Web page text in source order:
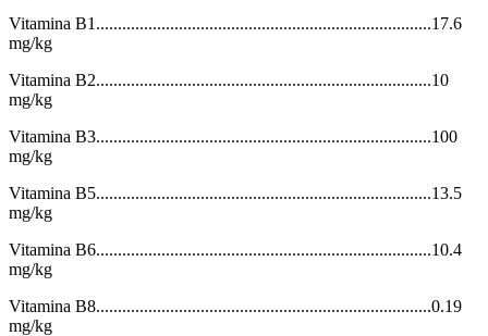
Vitamina B1.............................................................................17.6
mg/kg
Vitamina B2.............................................................................10
mg/kg
Vitamina B3.............................................................................100
mg/kg
Vitamina B5.............................................................................13.5
mg/kg
Vitamina B6.............................................................................10.4
mg/kg
Vitamina B8.............................................................................0.19
mg/kg